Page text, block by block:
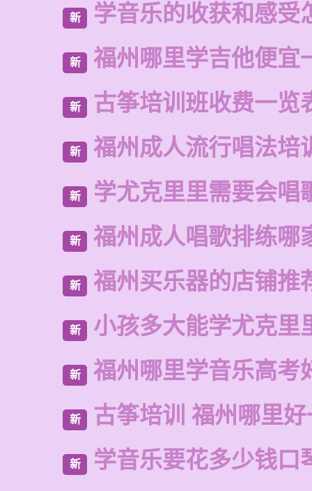
新 学音乐的收获和感受
新 福州哪里学吉他便宜
新 古筝培训班收费一览
新 福州成人流行唱法培
新 学尤克里里需要会唱
新 福州成人唱歌排练哪
新 福州买乐器的店铺推
新 小孩多大能学尤克里
新 福州哪里学音乐高考
新 古筝培训 福州哪里
新 学音乐要花多少钱口